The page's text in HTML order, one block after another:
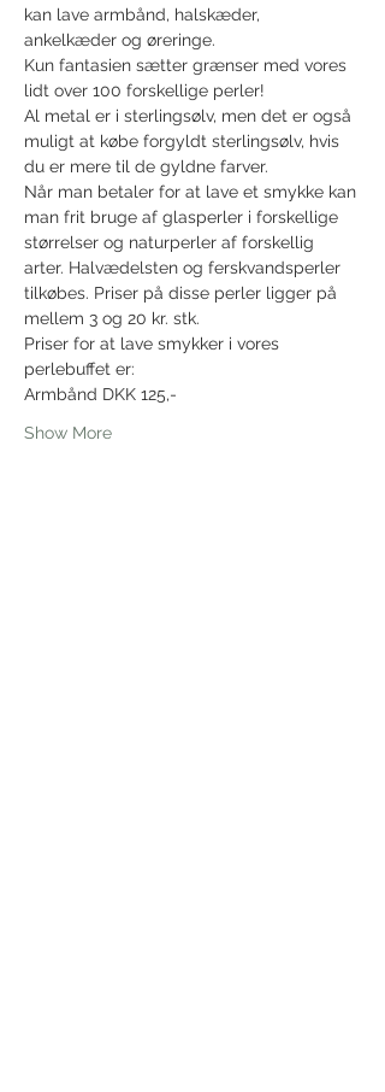
kan lave armbånd, halskæder,
ankelkæder og øreringe.
Kun fantasien sætter grænser med vores
lidt over 100 forskellige perler!
Al metal er i sterlingsølv, men det er også
muligt at købe forgyldt sterlingsølv, hvis
du er mere til de gyldne farver.
Når man betaler for at lave et smykke kan
man frit bruge af glasperler i forskellige
størrelser og naturperler af forskellig
arter. Halvædelsten og ferskvandsperler
tilkøbes. Priser på disse perler ligger på
mellem 3 og 20 kr. stk.
Priser for at lave smykker i vores
perlebuffet er:
Armbånd DKK 125,-
Show More